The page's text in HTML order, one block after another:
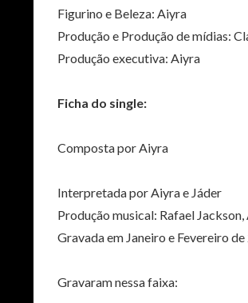
Figurino e Beleza: Aiyra
Produção e Produção de mídias:
Produção executiva: Aiyra
Ficha do single:
Composta por Aiyra
Interpretada por Aiyra e Jáder
Produção musical: Rafael
Gravada em Janeiro e Fevereiro
Gravaram nessa faixa: